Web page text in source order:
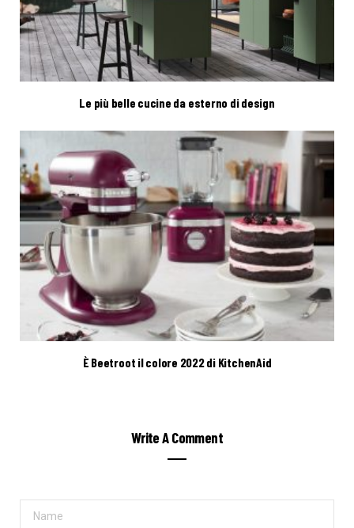
Le più belle cucine da esterno di design
È Beetroot il colore 2022 di KitchenAid
Write A Comment